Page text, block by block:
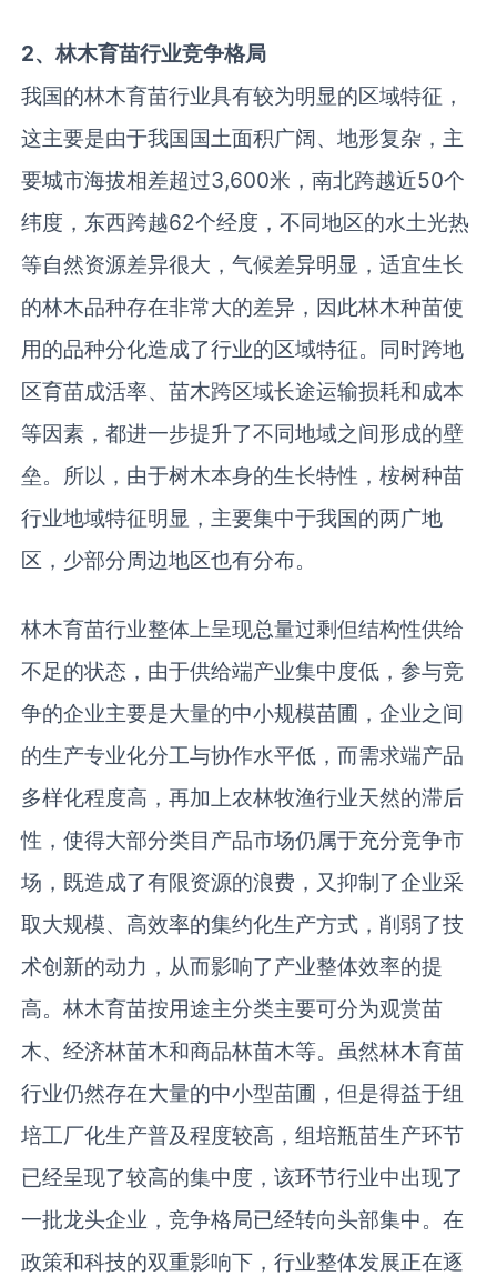
2、林木育苗行业竞争格局
我国的林木育苗行业具有较为明显的区域特征，
这主要是由于我国国土面积广阔、地形复杂，主
要城市海拔相差超过3,600米，南北跨越近50个
纬度，东西跨越62个经度，不同地区的水土光热
等自然资源差异很大，气候差异明显，适宜生长
的林木品种存在非常大的差异，因此林木种苗使
用的品种分化造成了行业的区域特征。同时跨地
区育苗成活率、苗木跨区域长途运输损耗和成本
等因素，都进一步提升了不同地域之间形成的壁
垒。所以，由于树木本身的生长特性，桉树种苗
行业地域特征明显，主要集中于我国的两广地
区，少部分周边地区也有分布。
林木育苗行业整体上呈现总量过剩但结构性供给
不足的状态，由于供给端产业集中度低，参与竞
争的企业主要是大量的中小规模苗圃，企业之间
的生产专业化分工与协作水平低，而需求端产品
多样化程度高，再加上农林牧渔行业天然的滞后
性，使得大部分类目产品市场仍属于充分竞争市
场，既造成了有限资源的浪费，又抑制了企业采
取大规模、高效率的集约化生产方式，削弱了技
术创新的动力，从而影响了产业整体效率的提
高。林木育苗按用途主分类主要可分为观赏苗
木、经济林苗木和商品林苗木等。虽然林木育苗
行业仍然存在大量的中小型苗圃，但是得益于组
培工厂化生产普及程度较高，组培瓶苗生产环节
已经呈现了较高的集中度，该环节行业中出现了
一批龙头企业，竞争格局已经转向头部集中。在
政策和科技的双重影响下，行业整体发展正在逐